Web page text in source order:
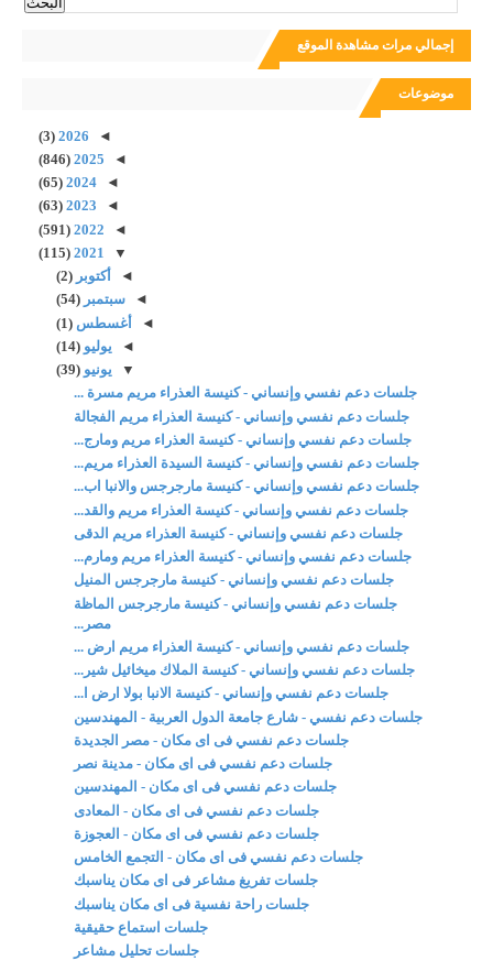
إجمالي مرات مشاهدة الموقع
موضوعات
◄
2026
(3)
◄
2025
(846)
◄
2024
(65)
◄
2023
(63)
◄
2022
(591)
▼
2021
(115)
◄
أكتوبر(2)
◄سبتمبر(54)
◄أغسطس(1)
◄ يوليو(14)
▼ يونيو(39)
جلسات دعم نفسي وإنساني - كنيسة العذراء مريم مسرة ...
جلسات دعم نفسي وإنساني - كنيسة العذراء مريم الفجالة
جلسات دعم نفسي وإنساني - كنيسة العذراء مريم ومارج...
جلسات دعم نفسي وإنساني - كنيسة السيدة العذراء مريم...
جلسات دعم نفسي وإنساني - كنيسة مارجرجس والانبا اب...
جلسات دعم نفسي وإنساني - كنيسة العذراء مريم والقد...
جلسات دعم نفسي وإنساني - كنيسة العذراء مريم الدقى
جلسات دعم نفسي وإنساني - كنيسة العذراء مريم ومارم...
جلسات دعم نفسي وإنساني - كنيسة مارجرجس المنيل
جلسات دعم نفسي وإنساني - كنيسة مارجرجس الماظة
مصر...
جلسات دعم نفسي وإنساني - كنيسة العذراء مريم ارض ...
جلسات دعم نفسي وإنساني - كنيسة الملاك ميخائيل شير...
جلسات دعم نفسي وإنساني - كنيسة الانبا بولا ارض ا...
جلسات دعم نفسي - شارع جامعة الدول العربية - المهندسين
جلسات دعم نفسي فى اى مكان - مصر الجديدة
جلسات دعم نفسي فى اى مكان - مدينة نصر
جلسات دعم نفسي فى اى مكان - المهندسين
جلسات دعم نفسي فى اى مكان - المعادى
جلسات دعم نفسي فى اى مكان - العجوزة
جلسات دعم نفسي فى اى مكان - التجمع الخامس
جلسات تفريغ مشاعر فى اى مكان يناسبك
جلسات راحة نفسية فى اى مكان يناسبك
جلسات استماع حقيقية
جلسات تحليل مشاعر